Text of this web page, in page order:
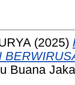
(2025)
Buana